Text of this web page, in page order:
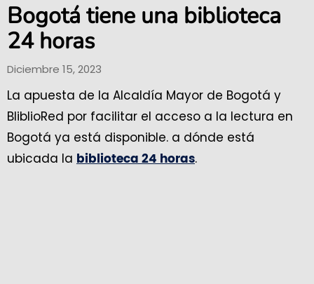
Bogotá tiene una biblioteca
24 horas
Diciembre 15, 2023
La apuesta de la Alcaldía Mayor de Bogotá y
BliblioRed por facilitar el acceso a la lectura en
Bogotá ya está disponible. a dónde está
ubicada la biblioteca 24 horas.